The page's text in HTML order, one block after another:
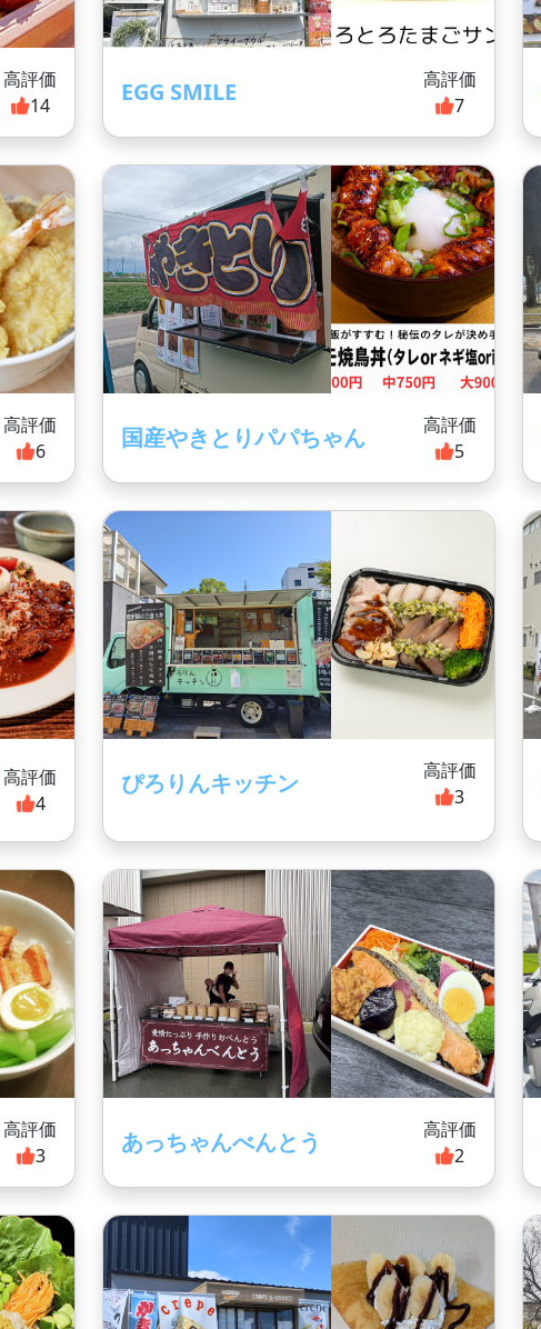
高評価
14
EGG SMILE
高評価
7
高評価
6
国産やきとりパパちゃん
高評価
5
高評価
4
ぴろりんキッチン
高評価
3
高評価
3
あっちゃんべんとう
高評価
2